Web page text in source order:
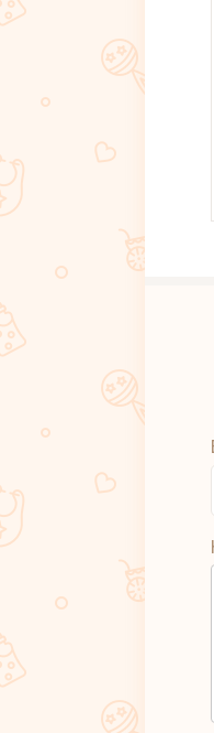
Bella Cotton care с
в пластиковой
100 шт.
93